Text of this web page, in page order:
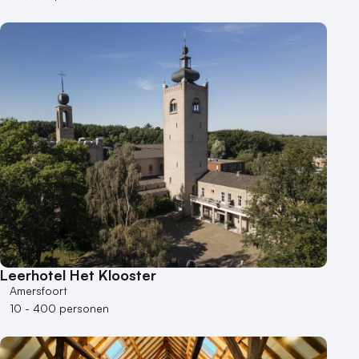
Leerhotel Het Klooster
Amersfoort
10 - 400 personen